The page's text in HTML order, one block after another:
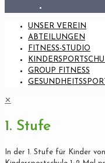
UNSER VEREIN
ABTEILUNGEN
FITNESS-STUDIO
GROUP FITNESS
GESUNDHEITSSPORT
✕
1. Stufe
In der 1. Stufe für Kinder